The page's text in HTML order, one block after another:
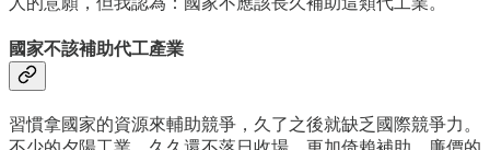
國家不該補助代工產業
習慣拿國家的資源來輔助競爭，久了之後就缺乏國際競爭力。